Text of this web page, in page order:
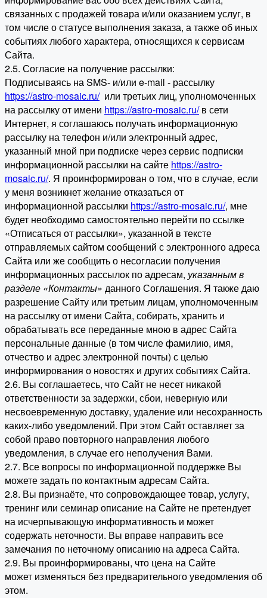
связанных с продажей товара и/или оказанием услуг, в
том числе о статусе выполнения заказа, а также об иных
событиях любого характера, относящихся к сервисам
Сайта.
2.5. Согласие на получение рассылки:
Подписываясь на SMS- и/или e-mail - рассылку
https://astro-mosaic.ru/или третьих лиц, уполномоченных
на рассылку от имени https://astro-mosaic.ru/в сети
Интернет, я соглашаюсь получать информационную
рассылку на телефон и/или электронный адрес,
указанный мной при подписке через сервис подписки
информационной рассылки на сайте https://astro-
mosaic.ru/. Я проинформирован о том, что в случае, если
у меня возникнет желание отказаться от
информационной рассылки https://astro-mosaic.ru/, мне
будет необходимо самостоятельно перейти по ссылке
«Отписаться от рассылки», указанной в тексте
отправляемых сайтом сообщений с электронного адреса
Сайта или же сообщить о несогласии получения
информационных рассылок по адресам, указанным в
разделе «Контакты» данного Соглашения. Я также даю
разрешение Сайту или третьим лицам, уполномоченным
на рассылку от имени Сайта, собирать, хранить и
обрабатывать все переданные мною в адрес Сайта
персональные данные (в том числе фамилию, имя,
отчество и адрес электронной почты) с целью
информирования о новостях и других событиях Сайта.
2.6. Вы соглашаетесь, что Сайт не несет никакой
ответственности за задержки, сбои, неверную или
несвоевременную доставку, удаление или несохранность
каких-либо уведомлений. При этом Сайт оставляет за
собой право повторного направления любого
уведомления, в случае его неполучения Вами.
2.7. Все вопросы по информационной поддержке Вы
можете задать по контактным адресам Сайта.
2.8. Вы признаёте, что сопровождающее товар, услугу,
тренинг или семинар описание на Сайте не претендует
на исчерпывающую информативность и может
содержать неточности. Вы вправе направить все
замечания по неточному описанию на адреса Сайта.
2.9. Вы проинформированы, что цена на Сайте
может изменяться без предварительного уведомления об
этом.